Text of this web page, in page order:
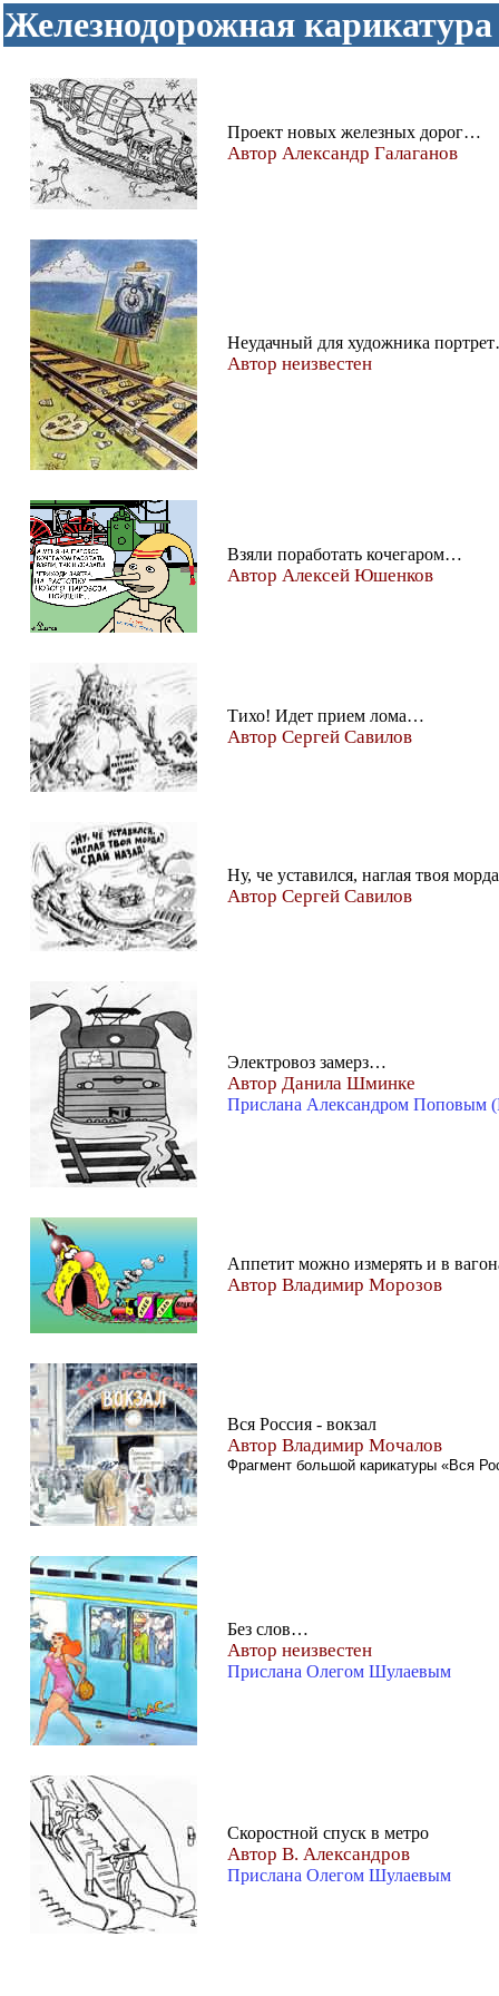
Железнодорожная карикатура
Проект новых железных дорог…
Автор Александр Галаганов
Неудачный для художника
Автор неизвестен
Взяли поработать кочегаром…
Автор Алексей Юшенков
Тихо! Идет прием лома…
Автор Сергей Савилов
Ну, че уставился, наглая твоя
Автор Сергей Савилов
Электровоз замерз…
Автор Данила Шминке
Прислана Александром Поповым
Аппетит можно измерять и в
Автор Владимир Морозов
Вся Россия - вокзал
Автор Владимир Мочалов
Фрагмент большой карикатуры «Вся
Без слов…
Автор неизвестен
Прислана Олегом Шулаевым
Скоростной cпуск в метро
Автор В. Александров
Прислана Олегом Шулаевым